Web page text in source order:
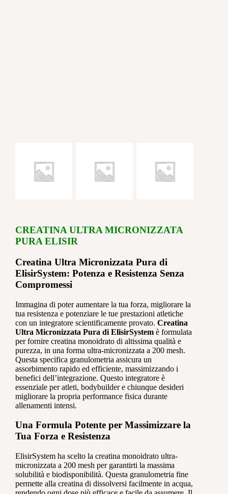
CREATINA ULTRA MICRONIZZATA
PURA ELISIR
Creatina Ultra Micronizzata Pura di
ElisirSystem: Potenza e Resistenza Senza
Compromessi
Immagina di poter aumentare la tua forza, migliorare la
tua resistenza e potenziare le tue prestazioni atletiche
con un integratore scientificamente provato. Creatina
Ultra Micronizzata Pura di ElisirSystemè formulata
per fornire creatina monoidrato di altissima qualità e
purezza, in una forma ultra-micronizzata a 200 mesh.
Questa specifica granulometria assicura un
assorbimento rapido ed efficiente, massimizzando i
benefici dell’integrazione. Questo integratore è
essenziale per atleti, bodybuilder e chiunque desideri
migliorare la propria performance fisica durante
allenamenti intensi.
Una Formula Potente per Massimizzare la
Tua Forza e Resistenza
ElisirSystem ha scelto la creatina monoidrato ultra-
micronizzata a 200 mesh per garantirti la massima
solubilità e biodisponibilità. Questa granulometria fine
permette alla creatina di dissolversi facilmente in acqua,